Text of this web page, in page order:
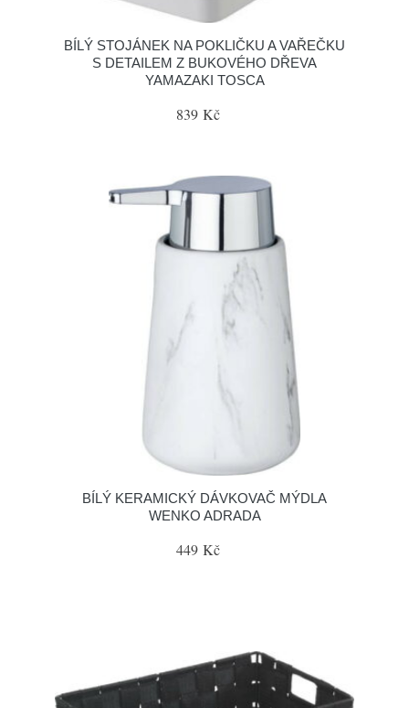
BÍLÝ STOJÁNEK NA POKLIČKU A VAŘEČKU
S DETAILEM Z BUKOVÉHO DŘEVA
YAMAZAKI TOSCA
839 Kč
BÍLÝ KERAMICKÝ DÁVKOVAČ MÝDLA
WENKO ADRADA
449 Kč